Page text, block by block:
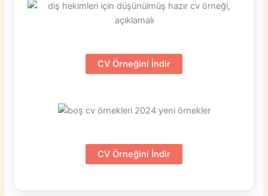
CV Örneğini İndir
CV Örneğini İndir